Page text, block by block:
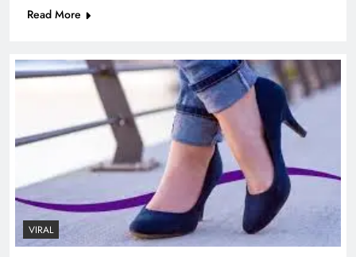
Read More
VIRAL